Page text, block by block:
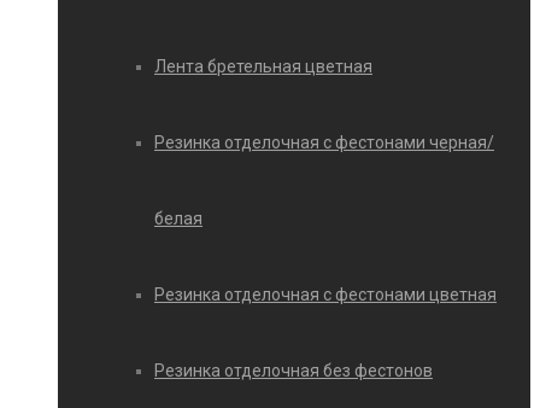
Лента бретельная цветная
Резинка отделочная с фестонами черная/
белая
Резинка отделочная с фестонами цветная
Резинка отделочная без фестонов